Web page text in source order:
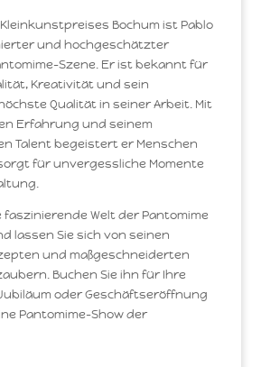
Bochum ist Pablo
und hochgeschätzter
Szene. Er ist bekannt für
Kreativität und sein
Qualität in seiner Arbeit. Mit
Erfahrung und seinem
Talent begeistert er Menschen
für unvergessliche Momente
faszinierende Welt der Pantomime
lassen Sie sich von seinen
und maßgeschneiderten
Buchen Sie ihn für Ihre
oder Geschäftseröffnung
Pantomime-Show der